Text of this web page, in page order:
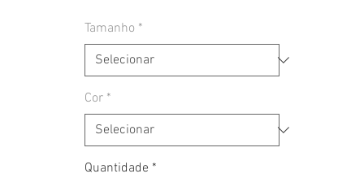
Tamanho *
Cor *
Quantidade *